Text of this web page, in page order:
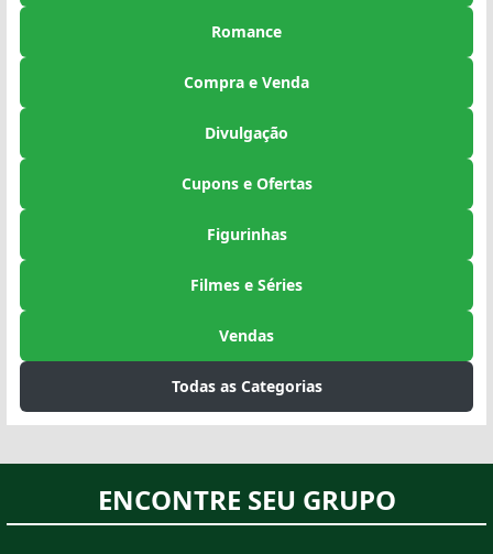
Romance
Compra e Venda
Divulgação
Cupons e Ofertas
Figurinhas
Filmes e Séries
Vendas
Todas as Categorias
ENCONTRE SEU GRUPO